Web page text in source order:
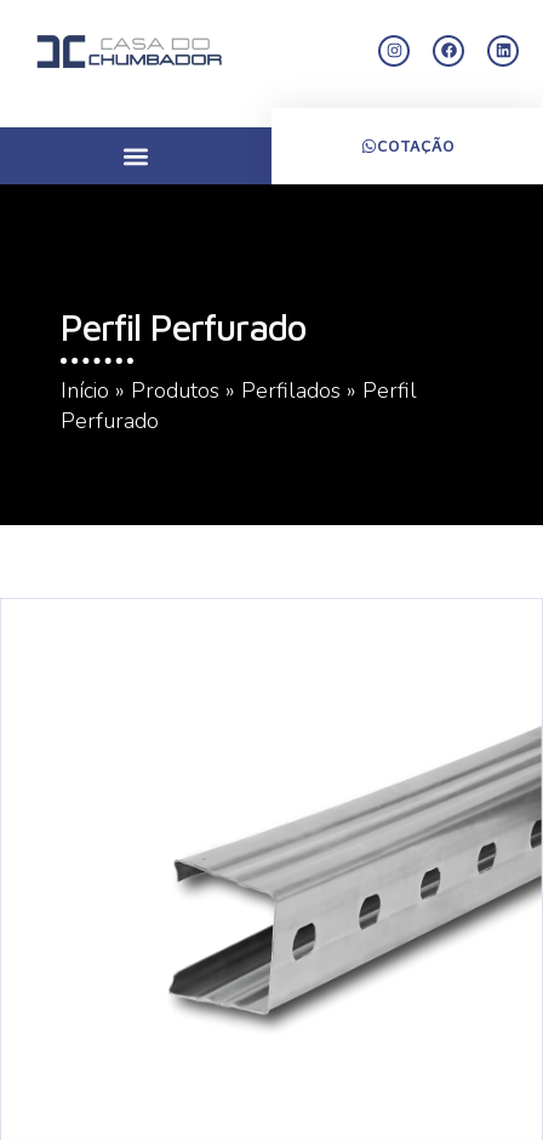
COTAÇÃO
Perfil Perfurado
Início » Produtos » Perfilados » Perfil
Perfurado